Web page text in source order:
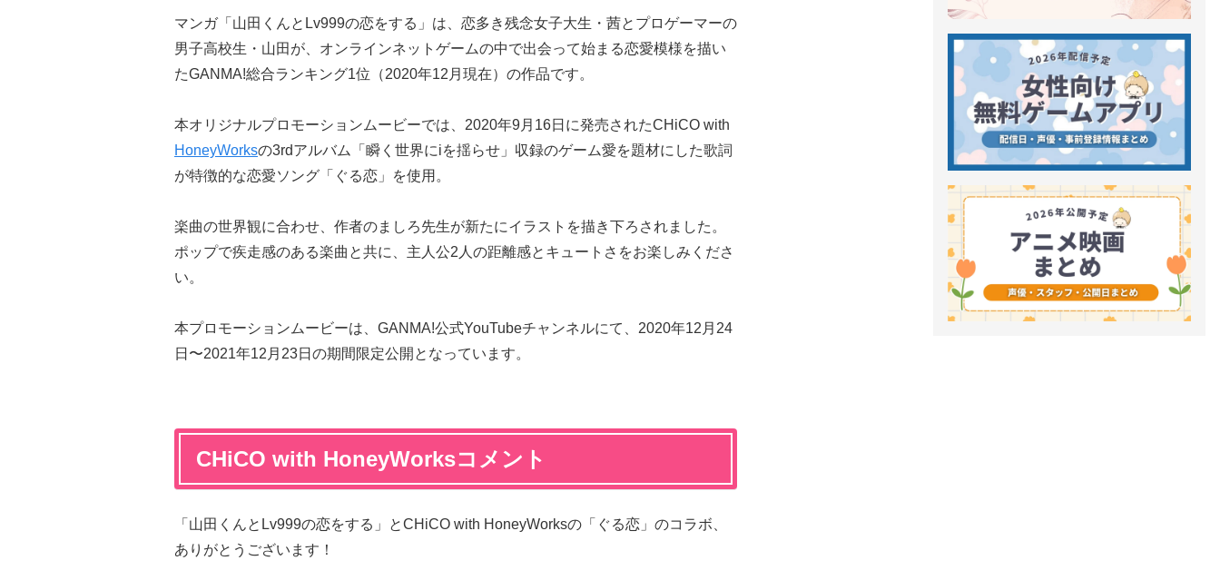
マンガ「山田くんとLv999の恋をする」は、恋多き残念女子大生・茜とプロゲーマーの
男子高校生・山田が、オンラインネットゲームの中で出会って始まる恋愛模様を描い
たGANMA!総合ランキング1位（2020年12月現在）の作品です。
本オリジナルプロモーションムービーでは、2020年9月16日に発売されたCHiCO with
HoneyWorksの3rdアルバム「瞬く世界にiを揺らせ」収録のゲーム愛を題材にした歌詞
が特徴的な恋愛ソング「ぐる恋」を使用。
楽曲の世界観に合わせ、作者のましろ先生が新たにイラストを描き下ろされました。
ポップで疾走感のある楽曲と共に、主人公2人の距離感とキュートさをお楽しみくださ
い。
本プロモーションムービーは、GANMA!公式YouTubeチャンネルにて、2020年12月24
日〜2021年12月23日の期間限定公開となっています。
CHiCO with HoneyWorksコメント
「山田くんとLv999の恋をする」とCHiCO with HoneyWorksの「ぐる恋」のコラボ、
ありがとうございます！